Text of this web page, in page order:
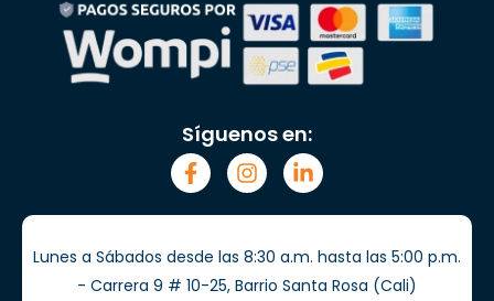
Síguenos en:
Lunes a Sábados desde las 8:30 a.m. hasta las 5:00 p.m.
- Carrera 9 # 10-25, Barrio Santa Rosa (Cali)